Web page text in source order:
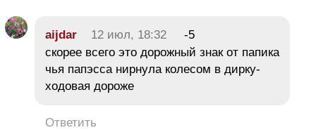
aijdar 12 июл, 18:32
-5
скорее всего это дорожный знак от папика
чья папэсса нирнула колесом в дирку-
ходовая дороже
Ответить